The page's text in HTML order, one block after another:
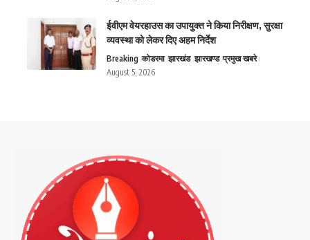
ईवीएम वेयरहाउस का उपायुक्त ने किया निरीक्षण, सुरक्षा
व्यवस्था को लेकर दिए अहम निर्देश
Breaking कोडरमा झारखंड झारखण्ड प्रमुख खबरे
August 5, 2026